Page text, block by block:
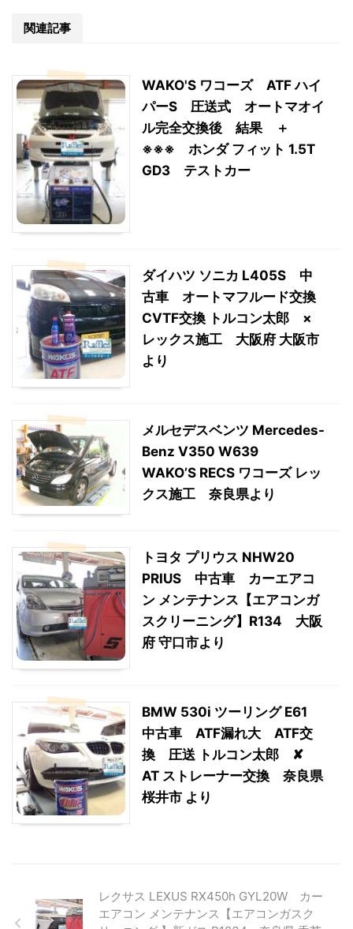
関連記事
WAKO'S ワコーズ ATF ハイ
パーS 圧送式 オートマオイ
ル完全交換後 結果 ＋
※※※ ホンダ フィット 1.5T
GD3 テストカー
ダイハツ ソニカ L405S 中
古車 オートマフルード交換
CVTF交換 トルコン太郎 ×
レックス施工 大阪府 大阪市
より
メルセデスベンツ Mercedes-
Benz V350 W639
WAKO’S RECS ワコーズ レッ
クス施工 奈良県より
トヨタ プリウス NHW20
PRIUS 中古車 カーエアコ
ン メンテナンス【エアコンガ
スクリーニング】R134 大阪
府 守口市より
BMW 530i ツーリング E61
中古車 ATF漏れ大 ATF交
換 圧送 トルコン太郎 ✘
AT ストレーナー交換 奈良県
桜井市 より
レクサス LEXUS RX450h GYL20W カー
エアコン メンテナンス【エアコンガスク